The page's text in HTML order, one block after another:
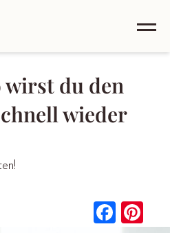
wirst du den
wieder